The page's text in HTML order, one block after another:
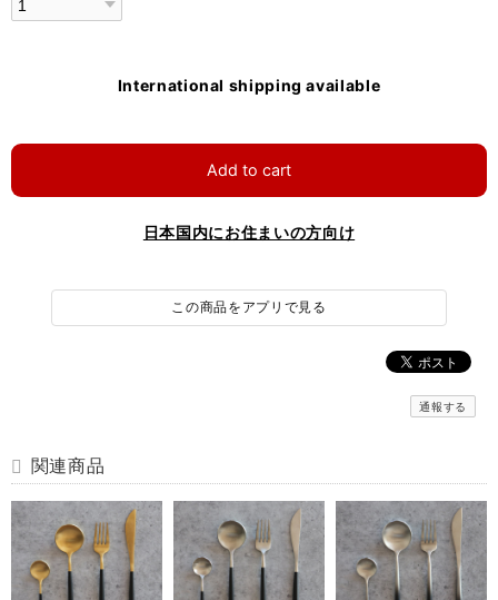
International shipping available
Add to cart
日本国内にお住まいの方向け
この商品をアプリで見る
通報する
関連商品